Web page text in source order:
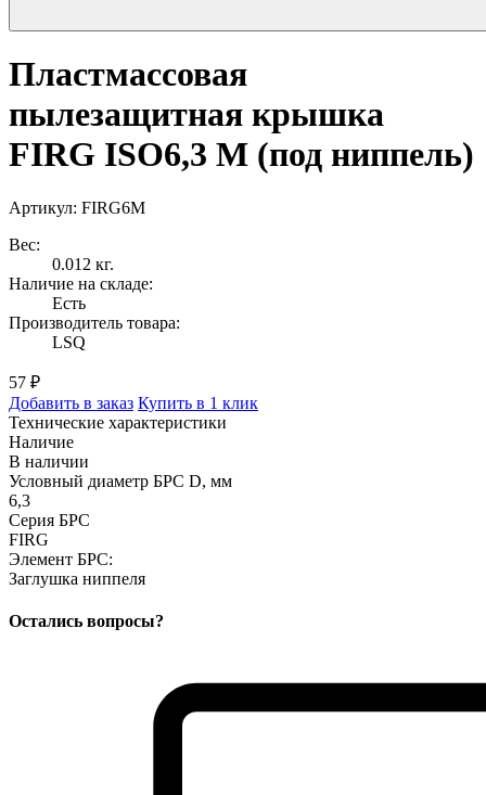
Пластмассовая
пылезащитная крышка
FIRG ISO6,3 M (под ниппель)
Артикул: FIRG6M
Вес:
0.012 кг.
Наличие на складе:
Есть
Производитель товара:
LSQ
57 ₽
Добавить в заказ Купить в 1 клик
Технические характеристики
Наличие
В наличии
Условный диаметр БРС D, мм
6,3
Серия БРС
FIRG
Элемент БРС:
Заглушка ниппеля
Остались вопросы?